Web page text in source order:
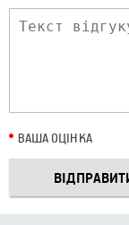
ВАША ОЦІНКА